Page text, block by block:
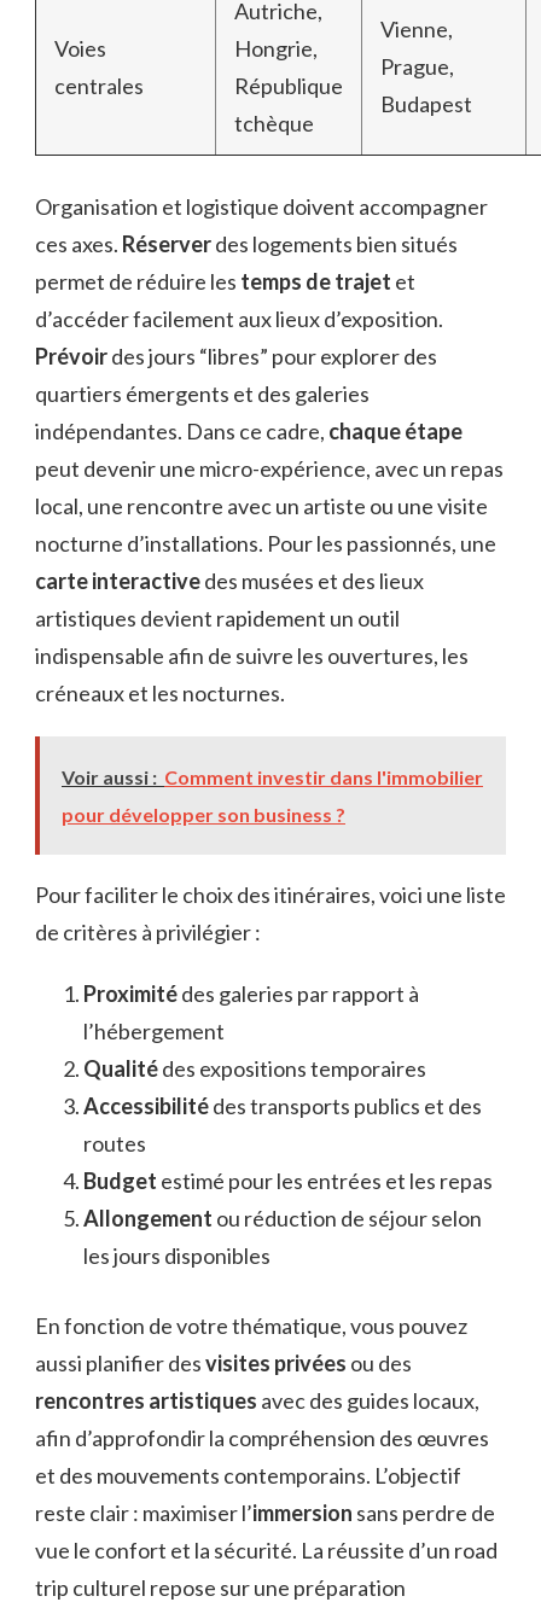
Voies
centrales
Autriche,
Hongrie,
République
tchèque
Vienne,
Prague,
Budapest
Organisation et logistique doivent accompagner
ces axes. Réserverdes logements bien situés
permet de réduire les temps de trajet et
d’accéder facilement aux lieux d’exposition.
Prévoirdes jours “libres” pour explorer des
quartiers émergents et des galeries
indépendantes. Dans ce cadre, chaque étape
peut devenir une micro-expérience, avec un repas
local, une rencontre avec un artiste ou une visite
nocturne d’installations. Pour les passionnés, une
carte interactivedes musées et des lieux
artistiques devient rapidement un outil
indispensable afin de suivre les ouvertures, les
créneaux et les nocturnes.
Voir aussi : Comment investir dans l'immobilier
pour développer son business ?
Pour faciliter le choix des itinéraires, voici une liste
de critères à privilégier :
Proximitédes galeries par rapport à
l’hébergement
Qualitédes expositions temporaires
Accessibilitédes transports publics et des
routes
Budget estimé pour les entrées et les repas
Allongement ou réduction de séjour selon
les jours disponibles
En fonction de votre thématique, vous pouvez
aussi planifier desvisites privées ou des
rencontres artistiques avec des guides locaux,
afin d’approfondir la compréhension des œuvres
et des mouvements contemporains. L’objectif
reste clair : maximiser l’immersion sans perdre de
vue le confort et la sécurité. La réussite d’un road
trip culturel repose sur une préparation